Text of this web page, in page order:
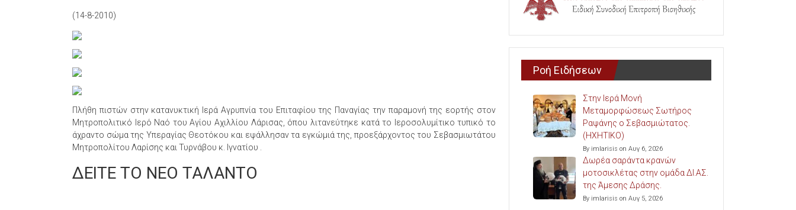
(14-8-2010)
Πλήθη πιστών στην κατανυκτική Ιερά Αγρυπνία του Επιταφίου της Παναγίας την παραμονή της εορτής στον
Μητροπολιτικό Ιερό Ναό του Αγίου Αχιλλίου Λάρισας, όπου λιτανεύτηκε κατά το Ιεροσολυμίτικο τυπικό το
άχραντο σώμα της Υπεραγίας Θεοτόκου και εψάλλησαν τα εγκώμιά της, προεξάρχοντος του Σεβασμιωτάτου
Μητροπολίτου Λαρίσης και Τυρνάβου κ. Ιγνατίου .
ΔΕΙΤΕ ΤΟ ΝΕΟ ΤΑΛΑΝΤΟ
Ροή Ειδήσεων
Στην Ιερά Μονή
Μεταμορφώσεως Σωτήρος
Ραψάνης ο Σεβασμιώτατος.
(ΗΧΗΤΙΚΟ)
By imlarisis on Αυγ 6, 2026
Δωρέα σαράντα κρανών
μοτοσικλέτας στην ομάδα ΔΙ.ΑΣ.
της Άμεσης Δράσης.
By imlarisis on Αυγ 5, 2026